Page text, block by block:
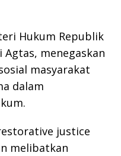
Hukum Republik
menegaskan
masyarakat
dalam
justice
melibatkan